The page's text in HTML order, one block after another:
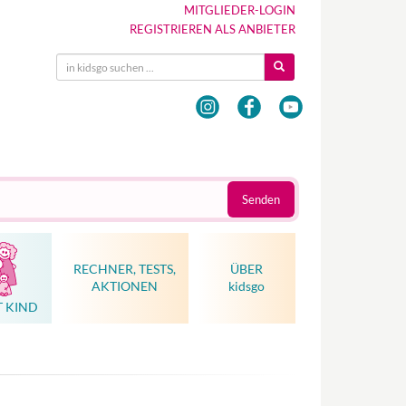
MITGLIEDER-LOGIN
REGISTRIEREN ALS ANBIETER
Senden
KIND
RECHNER, TESTS,
AKTIONEN
ÜBER
kidsgo